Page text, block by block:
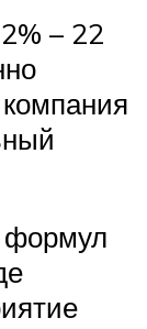
– 22
формул